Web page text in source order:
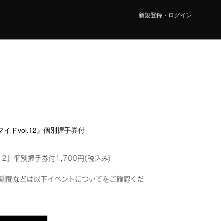
新規登録・ログイン
イドvol.12』個別握手券付
』個別握手券付1,700円(税込み)
間などは以下イベントについてをご確認くだ